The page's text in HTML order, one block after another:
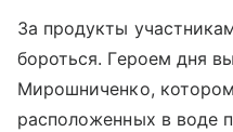
За продукты
бороться. Героем дня
Мирошниченко,
расположенных в воде